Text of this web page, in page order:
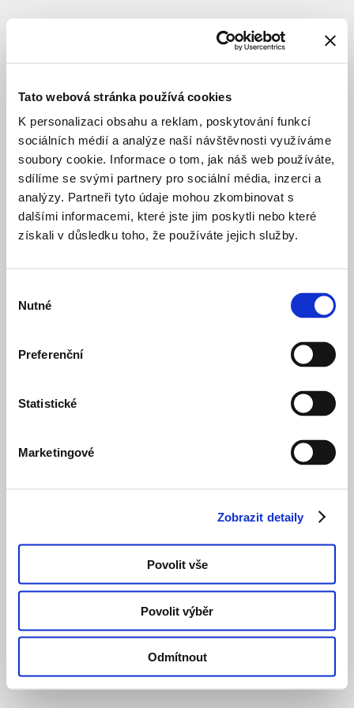
Tato webová stránka používá cookies
K personalizaci obsahu a reklam, poskytování funkcí
sociálních médií a analýze naší návštěvnosti využíváme
soubory cookie. Informace o tom, jak náš web používáte,
sdílíme se svými partnery pro sociální média, inzerci a
analýzy. Partneři tyto údaje mohou zkombinovat s
dalšími informacemi, které jste jim poskytli nebo které
získali v důsledku toho, že používáte jejich služby.
souhlasu
Nutné
Preferenční
Statistické
Marketingové
Zobrazit detaily
Povolit vše
Povolit výběr
Odmítnout
SUBJECT
CZ,
s.r.o.